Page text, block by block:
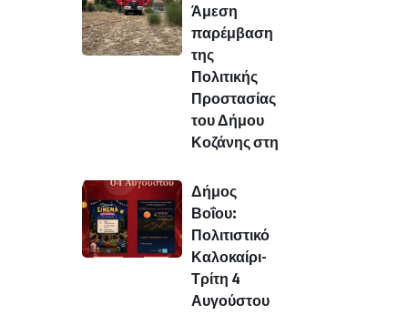
Άμεση
παρέμβαση
της
Πολιτικής
Προστασίας
του Δήμου
Κοζάνης στη
Δήμος
Βοΐου:
Πολιτιστικό
Καλοκαίρι-
Τρίτη 4
Αυγούστου